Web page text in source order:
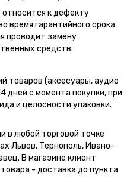
относится к дефекту
время гарантийного срока
проводит замену
средств.
товаров (аксесуары, аудио
дней с момента покупки, при
и целосности упаковки.
в любой торговой точке
Львов, Тернополь, Ивано-
В магазине клиент
- доставка до пункта